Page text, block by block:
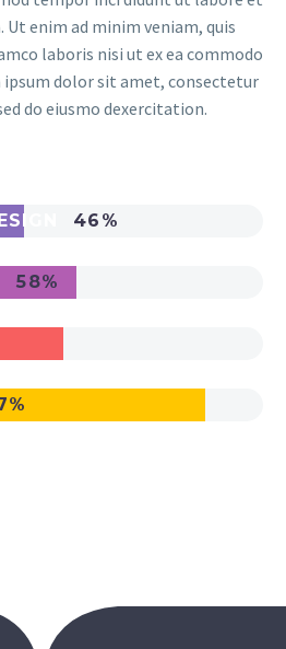
Ut enim ad minim veniam, quis
laboris nisi ut ex ea commodo
dolor sit amet, consectetur
do eiusmo dexercitation.
46%
58%